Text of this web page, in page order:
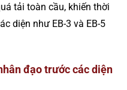
tải toàn cầu, khiến thời
diện như EB-3 và EB-5
đạo trước các diện